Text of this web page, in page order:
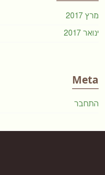
מרץ 2017
ינואר 2017
Meta
התחבר